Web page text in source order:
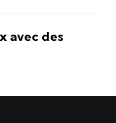
avec des